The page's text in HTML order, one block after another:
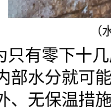
（
只有零下十
部水分就可
、无保温措